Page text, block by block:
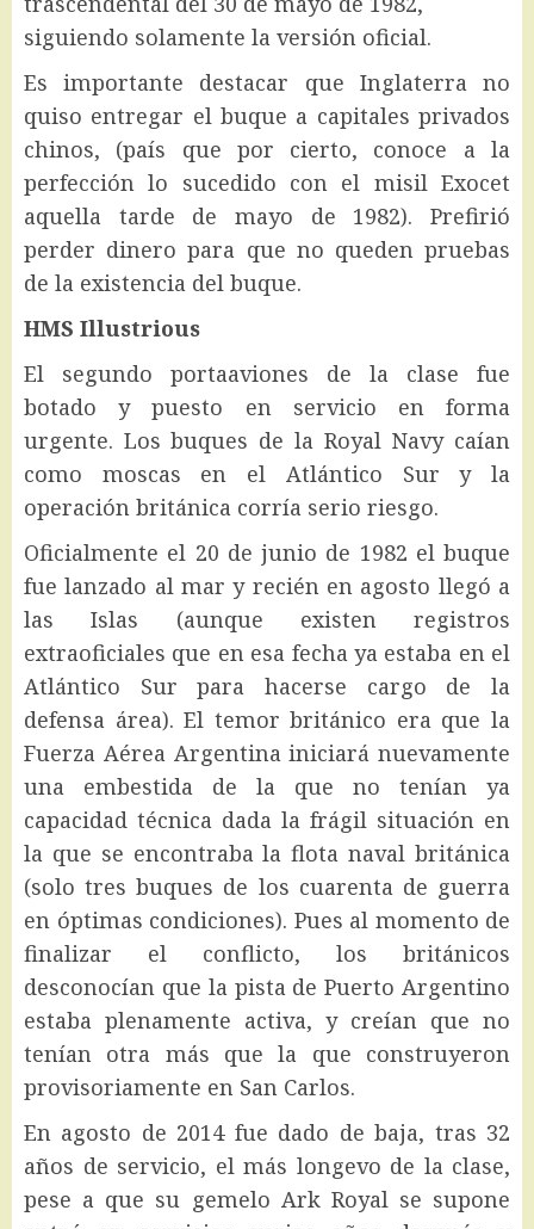
siguiendo solamente la versión oficial.
Es importante destacar que Inglaterra no
quiso entregar el buque a capitales privados
chinos, (país que por cierto, conoce a la
perfección lo sucedido con el misil Exocet
aquella tarde de mayo de 1982). Prefirió
perder dinero para que no queden pruebas
de la existencia del buque.
HMS Illustrious
El segundo portaaviones de la clase fue
botado y puesto en servicio en forma
urgente. Los buques de la Royal Navy caían
como moscas en el Atlántico Sur y la
operación británica corría serio riesgo.
Oficialmente el 20 de junio de 1982 el buque
fue lanzado al mar y recién en agosto llegó a
las Islas (aunque existen registros
extraoficiales que en esa fecha ya estaba en el
Atlántico Sur para hacerse cargo de la
defensa área). El temor británico era que la
Fuerza Aérea Argentina iniciará nuevamente
una embestida de la que no tenían ya
capacidad técnica dada la frágil situación en
la que se encontraba la flota naval británica
(solo tres buques de los cuarenta de guerra
en óptimas condiciones). Pues al momento de
finalizar el conflicto, los británicos
desconocían que la pista de Puerto Argentino
estaba plenamente activa, y creían que no
tenían otra más que la que construyeron
provisoriamente en San Carlos.
En agosto de 2014 fue dado de baja, tras 32
años de servicio, el más longevo de la clase,
pese a que su gemelo Ark Royal se supone